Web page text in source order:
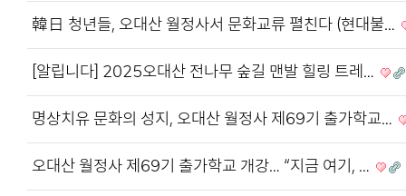
韓日 청년들, 오대산 월정사서 문화교류 펼친다 (현대불…
[알립니다] 2025오대산 전나무 숲길 맨발 힐링 트레…
명상치유 문화의 성지, 오대산 월정사 제69기 출가학교…
오대산 월정사 제69기 출가학교 개강… “지금 여기, …